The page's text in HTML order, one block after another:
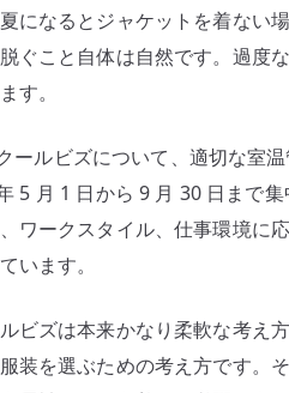
になるとジャケットを着ない
ぐこと自体は自然です。過度
す。
ールビズについて、適切な室
5 月 1 日から 9 月 30 日まで
ワークスタイル、仕事環境に
います。
ビズは本来かなり柔軟な考え
装を選ぶための考え方です。